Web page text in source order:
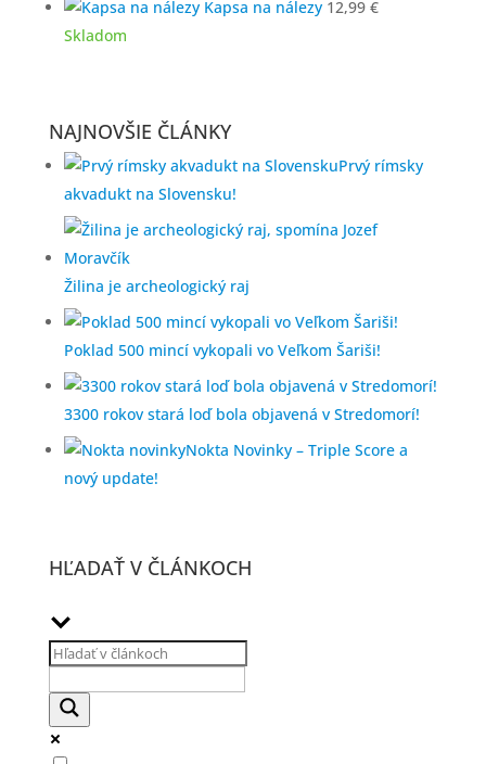
3,50 €.2,40 €.
Kapsa na nálezy 12,99 €
Skladom
NAJNOVŠIE ČLÁNKY
Prvý rímsky
akvadukt na Slovensku!
Žilina je archeologický raj
Poklad 500 mincí vykopali vo Veľkom Šariši!
3300 rokov stará loď bola objavená v Stredomorí!
Nokta Novinky – Triple Score a
nový update!
HĽADAŤ V ČLÁNKOCH